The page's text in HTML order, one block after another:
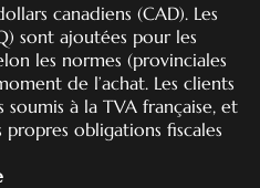
canadiens (CAD). Les
sont ajoutées pour les
les normes (provinciales
de l’achat. Les clients
à la TVA française, et
obligations fiscales